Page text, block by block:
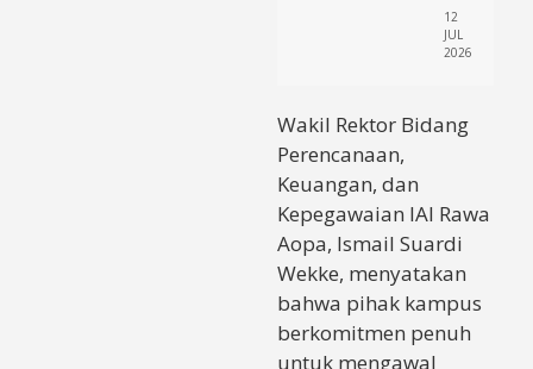
12
JUL
2026
Wakil Rektor Bidang
Perencanaan,
Keuangan, dan
Kepegawaian IAI Rawa
Aopa, Ismail Suardi
Wekke, menyatakan
bahwa pihak kampus
berkomitmen penuh
untuk mengawal